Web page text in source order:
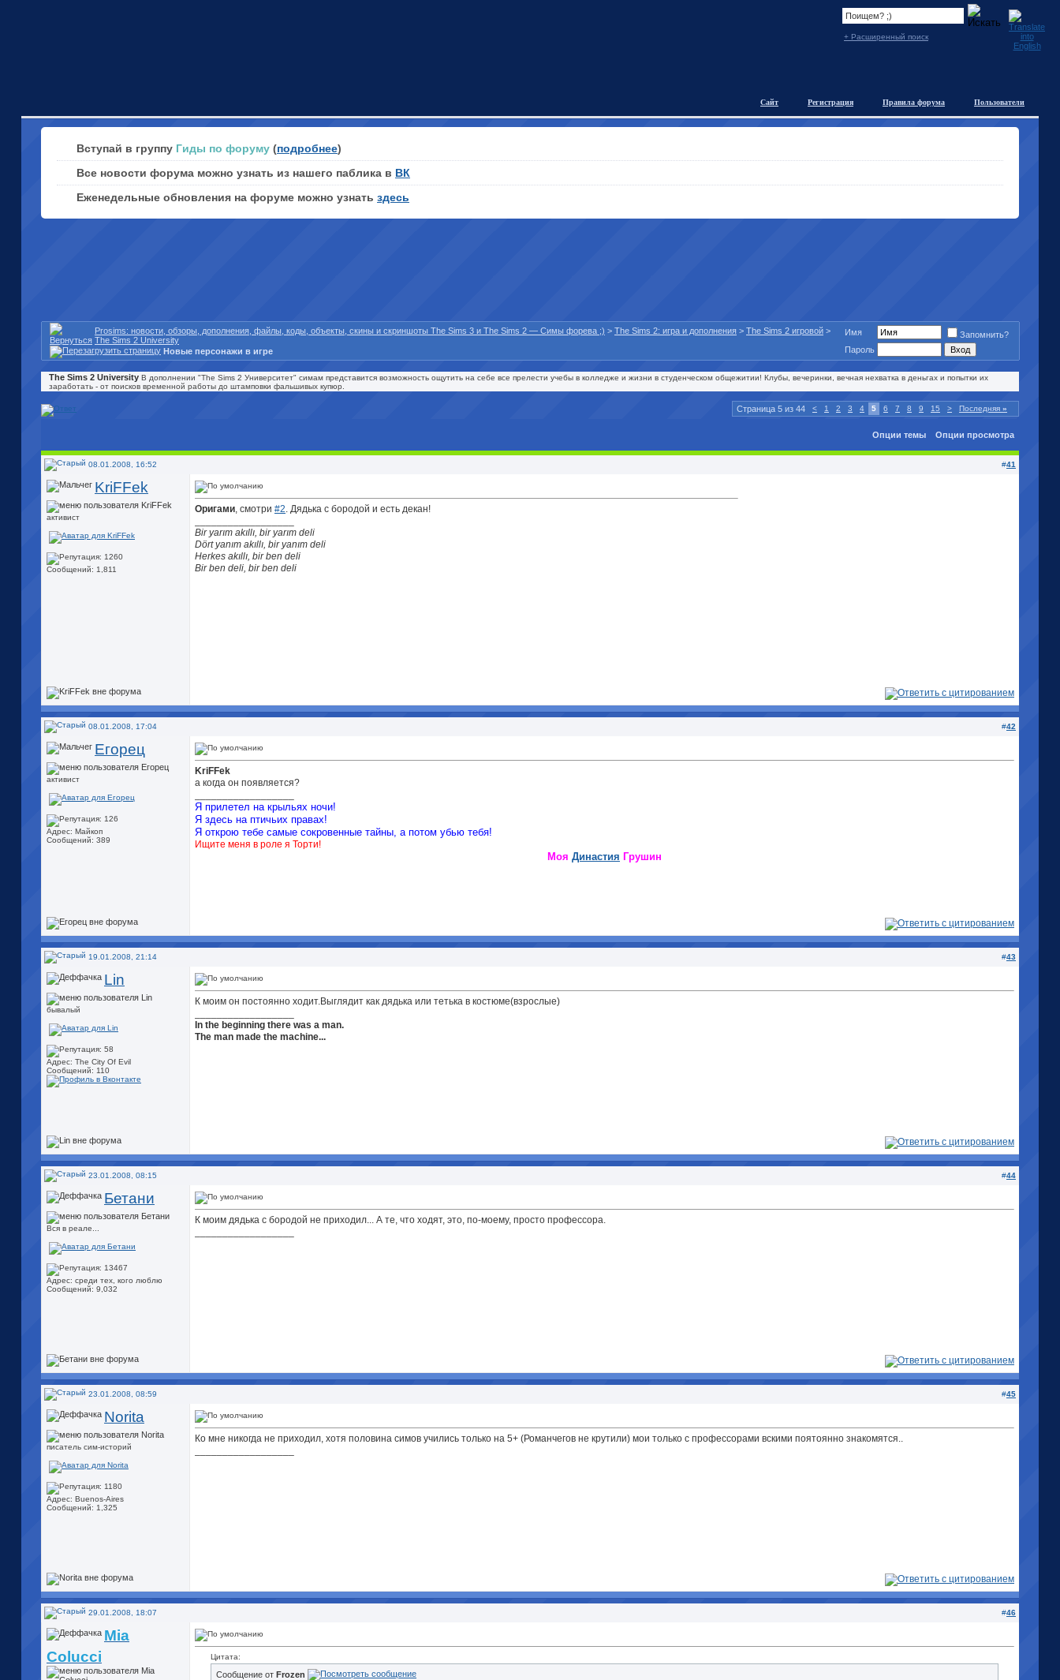
+ Расширенный поиск
Пользователи
Правила форума
Регистрация
Сайт
Вступай в группу Гиды по форуму (подробнее)
Все новости форума можно узнать из нашего паблика в ВК
Еженедельные обновления на форуме можно узнать здесь
Prosims: новости, обзоры, дополнения, файлы, коды, объекты, скины и скриншоты The Sims 3 и The Sims 2 — Симы форева ;) > The Sims 2: игра и дополнения > The Sims 2 игровой >
The Sims 2 University
Новые персонажи в игре
Имя
Запомнить?
Пароль
The Sims 2 University В дополнении "The Sims 2 Университет" симам представится возможность ощутить на себе все прелести учебы в колледже и жизни в студенческом общежитии! Клубы, вечеринки, вечная нехватка в деньгах и попытки их
заработать - от поисков временной работы до штамповки фальшивых купюр.
Страница 5 из 44 < 1 2 3 4 5 6 7 8 9 15 > Последняя »
Опции темы Опции просмотра
08.01.2008, 16:52 #41
KriFFek
активист
Сообщений: 1,811
Оригами, смотри #2. Дядька с бородой и есть декан!
Bir yarım akıllı, bir yarım deli
Dört yanım akıllı, bir yanım deli
Herkes akıllı, bir ben deli
Bir ben deli, bir ben deli
08.01.2008, 17:04 #42
Егорец
активист
Адрес: Майкоп
Сообщений: 389
KriFFek
а когда он появляется?
Я прилетел на крыльях ночи!
Я здесь на птичьих правах!
Я открою тебе самые сокровенные тайны, а потом убью тебя!
Ищите меня в роле я Торти!
Моя Династия Грушин
19.01.2008, 21:14 #43
Lin
бывалый
Адрес: The City Of Evil
Сообщений: 110
К моим он постоянно ходит.Выглядит как дядька или тетька в костюме(взрослые)
In the beginning there was a man.
The man made the machine...
23.01.2008, 08:15 #44
Бетани
Вся в реале...
Адрес: среди тех, кого люблю
Сообщений: 9,032
К моим дядька с бородой не приходил... А те, что ходят, это, по-моему, просто профессора.
23.01.2008, 08:59 #45
Norita
писатель сим-историй
Адрес: Buenos-Aires
Сообщений: 1,325
Ко мне никогда не приходил, хотя половина симов учились только на 5+ (Романчегов не крутили) мои только с профессорами вскими поятоянно знакомятся..
29.01.2008, 18:07 #46
Mia
Colucci
Цитата:
Сообщение от Frozen